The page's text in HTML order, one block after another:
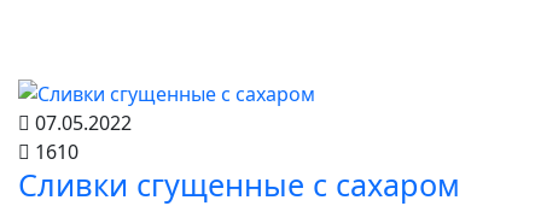
07.05.2022
1610
Сливки сгущенные с сахаром